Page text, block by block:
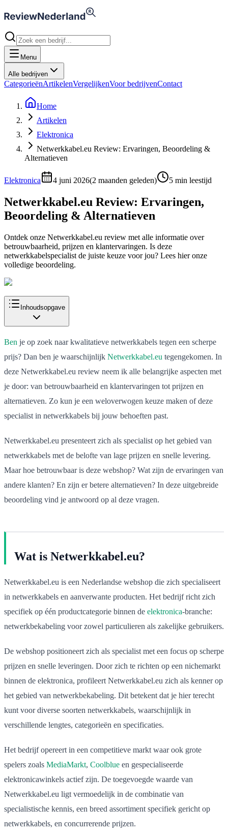
Menu
Alle bedrijven
CategorieënArtikelenVergelijkenVoor bedrijvenContact
Home
Artikelen
Elektronica
Netwerkkabel.eu Review: Ervaringen, Beoordeling &
Alternatieven
Elektronica 4 juni 2026(2 maanden geleden) 5 min leestijd
Netwerkkabel.eu Review: Ervaringen,
Beoordeling & Alternatieven
Ontdek onze Netwerkkabel.eu review met alle informatie over
betrouwbaarheid, prijzen en klantervaringen. Is deze
netwerkkabelspecialist de juiste keuze voor jou? Lees hier onze
volledige beoordeling.
Inhoudsopgave
Ben je op zoek naar kwalitatieve netwerkkabels tegen een scherpe
prijs? Dan ben je waarschijnlijk Netwerkkabel.eu tegengekomen. In
deze Netwerkkabel.eu review neem ik alle belangrijke aspecten met
je door: van betrouwbaarheid en klantervaringen tot prijzen en
alternatieven. Zo kun je een weloverwogen keuze maken of deze
specialist in netwerkkabels bij jouw behoeften past.
Netwerkkabel.eu presenteert zich als specialist op het gebied van
netwerkkabels met de belofte van lage prijzen en snelle levering.
Maar hoe betrouwbaar is deze webshop? Wat zijn de ervaringen van
andere klanten? En zijn er betere alternatieven? In deze uitgebreide
beoordeling vind je antwoord op al deze vragen.
Wat is Netwerkkabel.eu?
Netwerkkabel.eu is een Nederlandse webshop die zich specialiseert
in netwerkkabels en aanverwante producten. Het bedrijf richt zich
specifiek op één productcategorie binnen de elektronica-branche:
netwerkbekabeling voor zowel particulieren als zakelijke gebruikers.
De webshop positioneert zich als specialist met een focus op scherpe
prijzen en snelle leveringen. Door zich te richten op een nichemarkt
binnen de elektronica, profileert Netwerkkabel.eu zich als kenner op
het gebied van netwerkbekabeling. Dit betekent dat je hier terecht
kunt voor diverse soorten netwerkkabels, waarschijnlijk in
verschillende lengtes, categorieën en specificaties.
Het bedrijf opereert in een competitieve markt waar ook grote
spelers zoals MediaMarkt, Coolblue en gespecialiseerde
elektronicawinkels actief zijn. De toegevoegde waarde van
Netwerkkabel.eu ligt vermoedelijk in de combinatie van
specialistische kennis, een breed assortiment specifiek gericht op
netwerkkabels, en concurrerende prijzen.